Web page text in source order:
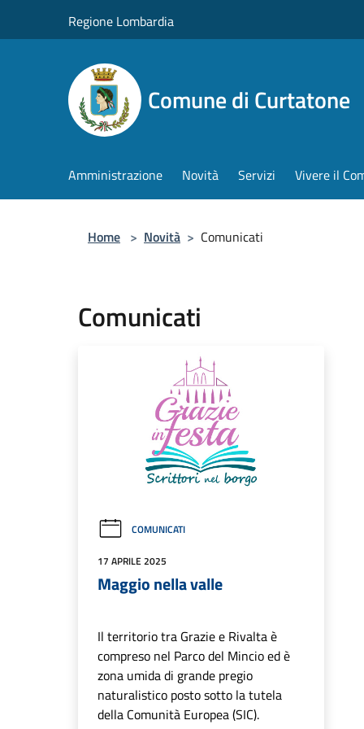
Regione Lombardia
Comune di Curtatone
Amministrazione Novità Servizi Vivere il
Home > Novità > Comunicati
Comunicati
COMUNICATI
17 APRILE 2025
Maggio nella valle
Il territorio tra Grazie e Rivalta è
compreso nel Parco del Mincio ed è
zona umida di grande pregio
naturalistico posto sotto la tutela
della Comunità Europea (SIC).